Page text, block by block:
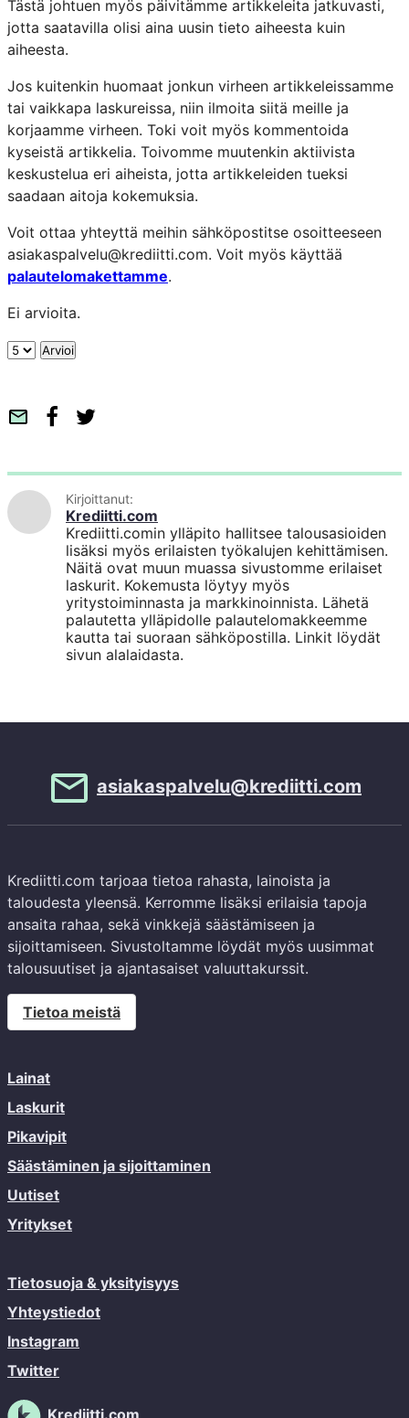
Tästä johtuen myös päivitämme artikkeleita jatkuvasti,
jotta saatavilla olisi aina uusin tieto aiheesta kuin
aiheesta.
Jos kuitenkin huomaat jonkun virheen artikkeleissamme
tai vaikkapa laskureissa, niin ilmoita siitä meille ja
korjaamme virheen. Toki voit myös kommentoida
kyseistä artikkelia. Toivomme muutenkin aktiivista
keskustelua eri aiheista, jotta artikkeleiden tueksi
saadaan aitoja kokemuksia.
Voit ottaa yhteyttä meihin sähköpostitse osoitteeseen
asiakaspalvelu@krediitti.com. Voit myös käyttää
palautelomakettamme.
Ei arvioita.
A
i
Arvioi
k
e
b
o
o
k
t
t
e
r
Kirjoittanut:
Krediitti.com
Krediitti.comin ylläpito hallitsee talousasioiden
lisäksi myös erilaisten työkalujen kehittämisen.
Näitä ovat muun muassa sivustomme erilaiset
laskurit. Kokemusta löytyy myös
yritystoiminnasta ja markkinoinnista. Lähetä
palautetta ylläpidolle palautelomakkeemme
kautta tai suoraan sähköpostilla. Linkit löydät
sivun alalaidasta.
asiakaspalvelu@krediitti.com
Krediitti.com tarjoaa tietoa rahasta, lainoista ja
taloudesta yleensä. Kerromme lisäksi erilaisia tapoja
ansaita rahaa, sekä vinkkejä säästämiseen ja
sijoittamiseen. Sivustoltamme löydät myös uusimmat
talousuutiset ja ajantasaiset valuuttakurssit.
Tietoa meistä
Lainat
Laskurit
Pikavipit
Säästäminen ja sijoittaminen
Uutiset
Yritykset
Tietosuoja & yksityisyys
Yhteystiedot
Instagram
Twitter
Krediitti.com